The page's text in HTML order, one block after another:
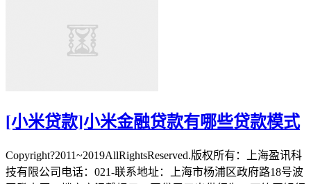
[小米贷款]小米金融贷款有哪些贷款模式
Copyright?2011~2019AllRightsReserved.版权所有：上海盈讯科
技有限公司电话：021-联系地址：上海市杨浦区政府路18号波